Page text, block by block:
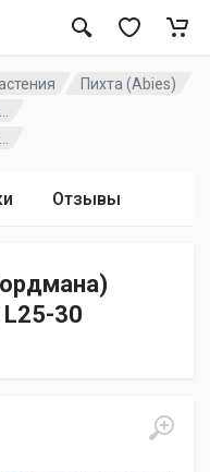
Пихта (Abies)
Отзывы
30